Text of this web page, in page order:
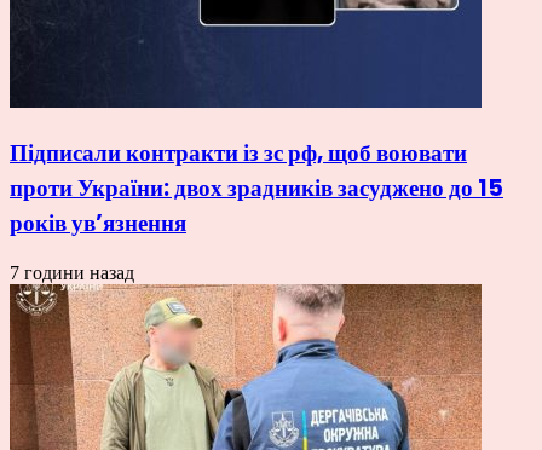
Підписали контракти із зс рф, щоб воювати
проти України: двох зрадників засуджено до 15
років ув’язнення
7 години назад